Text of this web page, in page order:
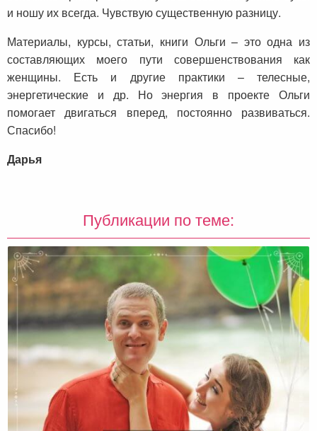
и ношу их всегда. Чувствую существенную разницу.
Материалы, курсы, статьи, книги Ольги – это одна из
составляющих моего пути совершенствования как
женщины. Есть и другие практики – телесные,
энергетические и др. Но энергия в проекте Ольги
помогает двигаться вперед, постоянно развиваться.
Спасибо!
Дарья
Публикации по теме: